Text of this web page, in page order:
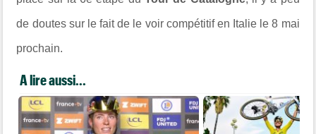
de doutes sur le fait de le voir compétitif en Italie le 8 mai
prochain.
A lire aussi...